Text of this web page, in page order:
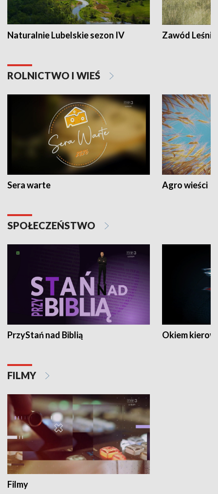
Naturalnie Lubelskie sezon IV Zawód Leśnik
ROLNICTWO I WIEŚ
Sera warte Agro wieści
SPOŁECZEŃSTWO
PrzyStań nad Biblią Okiem
FILMY
Filmy